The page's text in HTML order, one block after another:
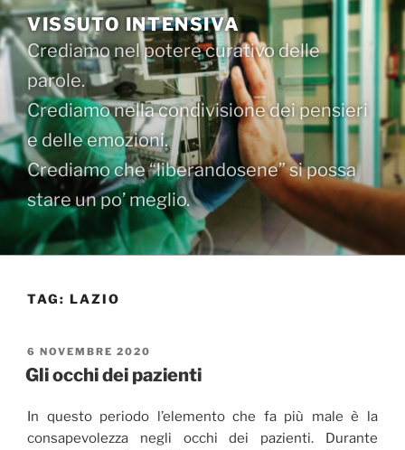
Salta
al
contenuto
VISSUTO INTENSIVA
Crediamo nel potere curativo delle
parole.
Crediamo nella condivisione dei pensieri
e delle emozioni.
Crediamo che “liberandosene” si possa
stare un po’ meglio.
TAG: LAZIO
PUBBLICATO
IL
6 NOVEMBRE 2020
Gli occhi dei pazienti
In questo periodo l’elemento che fa più male è la
consapevolezza negli occhi dei pazienti. Durante